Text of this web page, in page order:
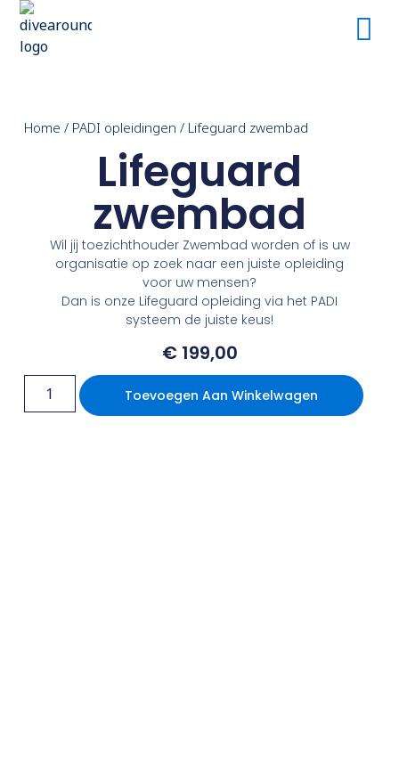
Home / PADI opleidingen / Lifeguard zwembad
Lifeguard
zwembad
Wil jij toezichthouder Zwembad worden of is uw
organisatie op zoek naar een juiste opleiding
voor uw mensen?
Dan is onze Lifeguard opleiding via het PADI
systeem de juiste keus!
€199,00
Toevoegen Aan Winkelwagen